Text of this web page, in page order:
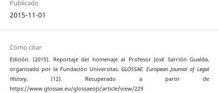
Publicado
2015-11-01
Cómo citar
Edición. (2015). Reportaje del homenaje al Profesor José Sarrión Gualda,
organizado por la Fundación Universitas.GLOSSAE. European Journal of Legal
History, (12). Recuperado a partir de
https://www.glossae.eu/glossaeojs/article/view/229